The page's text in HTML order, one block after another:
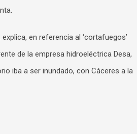
en referencia al ‘cortafuegos’
de la empresa hidroeléctrica Desa,
iba a ser inundado, con Cáceres a la